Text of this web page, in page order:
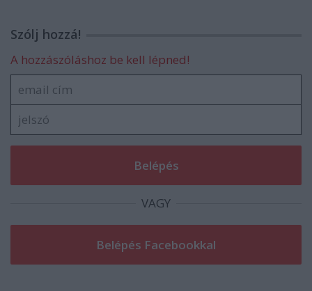
Szólj hozzá!
A hozzászóláshoz be kell lépned!
VAGY